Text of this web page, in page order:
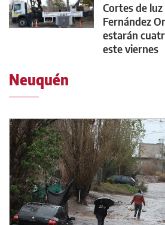
Cortes de
Fernández
estarán
este viernes
Neuquén